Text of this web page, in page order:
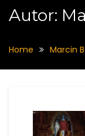
Autor:
Home Marcin